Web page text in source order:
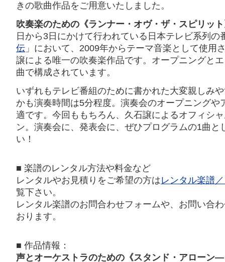
きの歌曲作品をご用意いたしました。
吹奏楽のための《ランナー・オヴ・ザ・スピリッ
日から3日にかけて行われている日本テレビ系列の
伝 」において、2009年からテーマ音楽として使用
譲による唯一の吹奏楽作品です。オープニングと
曲で構成されています。
いずれもテレビ番組のために書かれた大変親しみ
かも演奏時間は5分程度。演奏会のオープニングや
適です。今回ももちろん、久石譲によるオフィシ
ン。演奏会に、発表会に、ぜひプログラムの1曲と
い！
■ 楽譜のレンタル方法や料金など
レンタルやお見積りをご希望の方はレンタル楽譜
覧下さい。
レンタル楽譜のお問合わせフォームや、お問い合
おります。
■ 作品情報：
声とオーケストラのための《スタンド・アローン